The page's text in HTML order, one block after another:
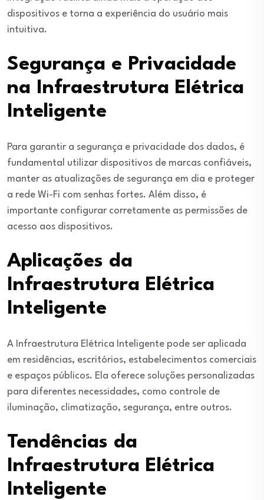
dispositivos e torna a experiência do usuário mais
intuitiva.
Segurança e Privacidade
na Infraestrutura Elétrica
Inteligente
Para garantir a segurança e privacidade dos dados, é
fundamental utilizar dispositivos de marcas confiáveis,
manter as atualizações de segurança em dia e proteger
a rede Wi-Fi com senhas fortes. Além disso, é
importante configurar corretamente as permissões de
acesso aos dispositivos.
Aplicações da
Infraestrutura Elétrica
Inteligente
A Infraestrutura Elétrica Inteligente pode ser aplicada
em residências, escritórios, estabelecimentos comerciais
e espaços públicos. Ela oferece soluções personalizadas
para diferentes necessidades, como controle de
iluminação, climatização, segurança, entre outros.
Tendências da
Infraestrutura Elétrica
Inteligente